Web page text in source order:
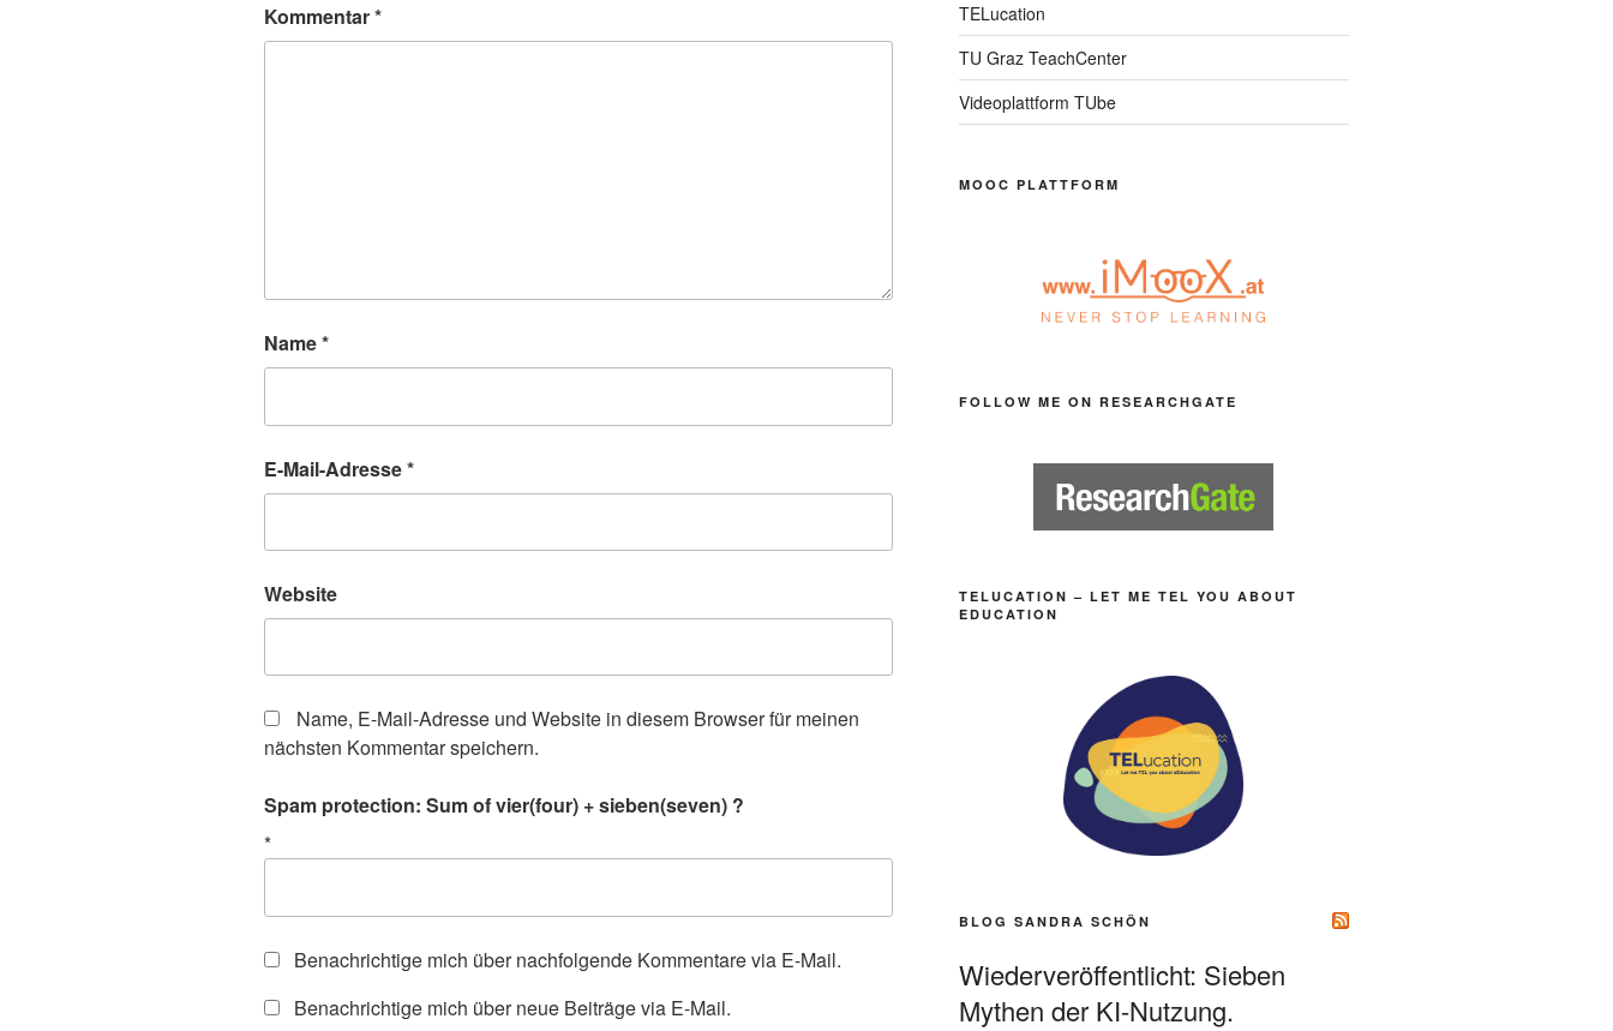
Kommentar*
Name*
E-Mail-Adresse*
Website
Name, E-Mail-Adresse und Website in diesem Browser für meinen
nächsten Kommentar speichern.
Spam protection: Sum of vier(four) + sieben(seven) ?
*
Benachrichtige mich über nachfolgende Kommentare via E-Mail.
Benachrichtige mich über neue Beiträge via E-Mail.
TELucation
TU Graz TeachCenter
Videoplattform TUbe
MOOC PLATTFORM
FOLLOW ME ON RESEARCHGATE
TELUCATION – LET ME TEL YOU ABOUT
EDUCATION
BLOG SANDRA SCHÖN
Wiederveröffentlicht: Sieben
Mythen der KI-Nutzung.